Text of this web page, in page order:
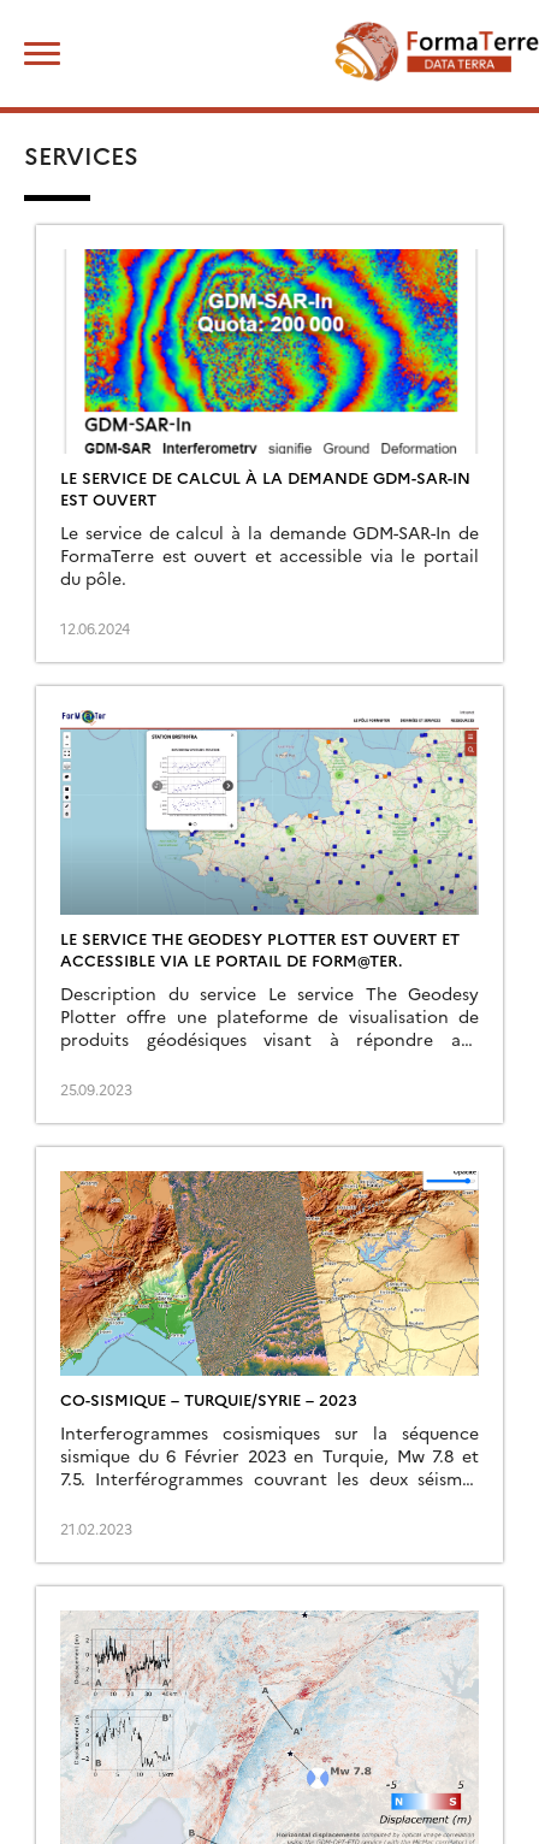
content
SERVICES
LE SERVICE DE CALCUL À LA DEMANDE GDM-SAR-IN
EST OUVERT
Le service de calcul à la demande GDM-SAR-In de
FormaTerre est ouvert et accessible via le portail
du pôle.
12.06.2024
LE SERVICE THE GEODESY PLOTTER EST OUVERT ET
ACCESSIBLE VIA LE PORTAIL DE FORM@TER.
Description du service Le service The Geodesy
Plotter offre une plateforme de visualisation de
produits géodésiques visant à répondre aux
domaine Terre Solide. L’objectif principal […]
25.09.2023
CO-SISMIQUE – TURQUIE/SYRIE – 2023
Interferogrammes cosismiques sur la séquence
sismique du 6 Février 2023 en Turquie, Mw 7.8 et
7.5. Interférogrammes couvrant les deux séismes
Le […]
21.02.2023